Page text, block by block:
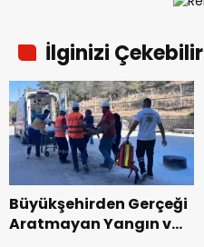
İlginizi Çekebilir
Büyükşehirden Gerçeği
Aratmayan Yangın ve